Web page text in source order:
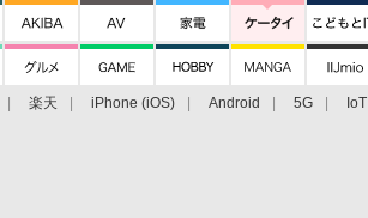
楽天 iPhone (iOS) Android 5G IoT